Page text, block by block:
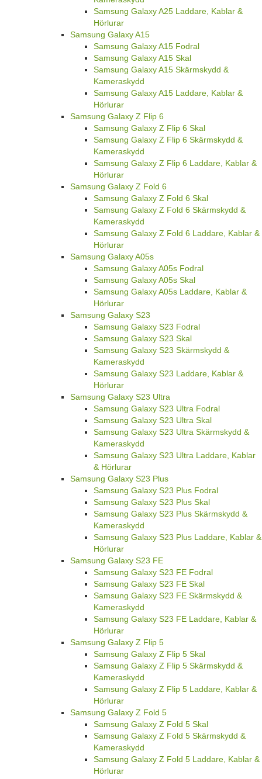
Samsung Galaxy A25 Laddare, Kablar &
Hörlurar
Samsung Galaxy A15
Samsung Galaxy A15 Fodral
Samsung Galaxy A15 Skal
Samsung Galaxy A15 Skärmskydd &
Kameraskydd
Samsung Galaxy A15 Laddare, Kablar &
Hörlurar
Samsung Galaxy Z Flip 6
Samsung Galaxy Z Flip 6 Skal
Samsung Galaxy Z Flip 6 Skärmskydd &
Kameraskydd
Samsung Galaxy Z Flip 6 Laddare, Kablar &
Hörlurar
Samsung Galaxy Z Fold 6
Samsung Galaxy Z Fold 6 Skal
Samsung Galaxy Z Fold 6 Skärmskydd &
Kameraskydd
Samsung Galaxy Z Fold 6 Laddare, Kablar &
Hörlurar
Samsung Galaxy A05s
Samsung Galaxy A05s Fodral
Samsung Galaxy A05s Skal
Samsung Galaxy A05s Laddare, Kablar &
Hörlurar
Samsung Galaxy S23
Samsung Galaxy S23 Fodral
Samsung Galaxy S23 Skal
Samsung Galaxy S23 Skärmskydd &
Kameraskydd
Samsung Galaxy S23 Laddare, Kablar &
Hörlurar
Samsung Galaxy S23 Ultra
Samsung Galaxy S23 Ultra Fodral
Samsung Galaxy S23 Ultra Skal
Samsung Galaxy S23 Ultra Skärmskydd &
Kameraskydd
Samsung Galaxy S23 Ultra Laddare, Kablar
& Hörlurar
Samsung Galaxy S23 Plus
Samsung Galaxy S23 Plus Fodral
Samsung Galaxy S23 Plus Skal
Samsung Galaxy S23 Plus Skärmskydd &
Kameraskydd
Samsung Galaxy S23 Plus Laddare, Kablar &
Hörlurar
Samsung Galaxy S23 FE
Samsung Galaxy S23 FE Fodral
Samsung Galaxy S23 FE Skal
Samsung Galaxy S23 FE Skärmskydd &
Kameraskydd
Samsung Galaxy S23 FE Laddare, Kablar &
Hörlurar
Samsung Galaxy Z Flip 5
Samsung Galaxy Z Flip 5 Skal
Samsung Galaxy Z Flip 5 Skärmskydd &
Kameraskydd
Samsung Galaxy Z Flip 5 Laddare, Kablar &
Hörlurar
Samsung Galaxy Z Fold 5
Samsung Galaxy Z Fold 5 Skal
Samsung Galaxy Z Fold 5 Skärmskydd &
Kameraskydd
Samsung Galaxy Z Fold 5 Laddare, Kablar &
Hörlurar